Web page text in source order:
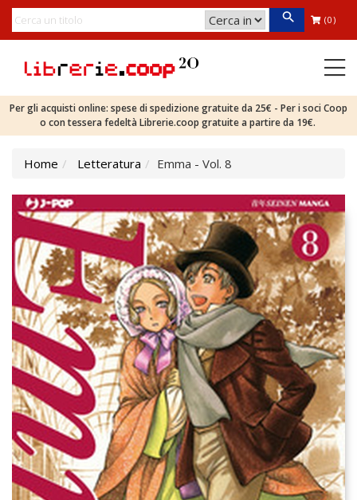
(0)
Per gli acquisti online: spese di spedizione gratuite da 25€ - Per i soci Coop
o con tessera fedeltà Librerie.coop gratuite a partire da 19€.
Home Letteratura Emma - Vol. 8